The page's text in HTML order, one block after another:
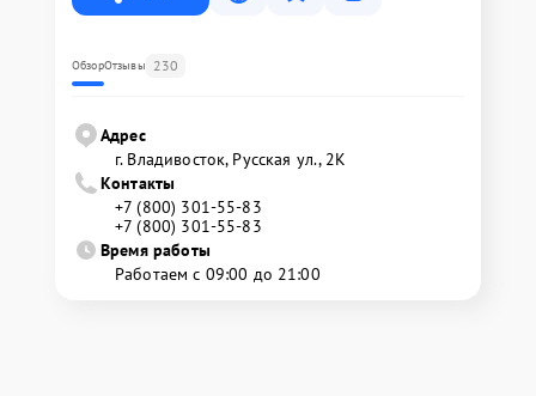
ОбзорОтзывы 230
Адрес
г. Владивосток, Русская ул., 2К
Контакты
+7 (800) 301-55-83
+7 (800) 301-55-83
Время работы
Работаем с 09:00 до 21:00